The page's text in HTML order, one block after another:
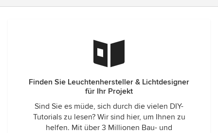
Finden Sie Leuchtenhersteller & Lichtdesigner
für Ihr Projekt
Sind Sie es müde, sich durch die vielen DIY-
Tutorials zu lesen? Wir sind hier, um Ihnen zu
helfen. Mit über 3 Millionen Bau- und